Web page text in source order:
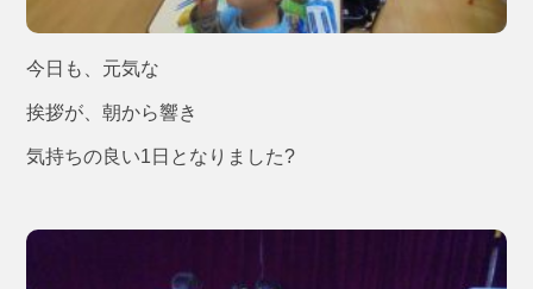
今日も、元気な
挨拶が、朝から響き
気持ちの良い1日となりました?